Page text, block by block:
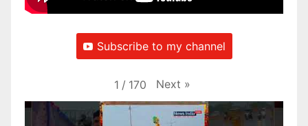
Subscribe to my channel
1 / 170 Next »